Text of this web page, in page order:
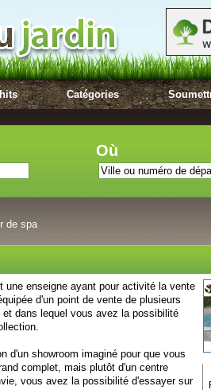
Catégories
Où
de spa
une enseigne ayant pour activité la vente
d'un point de vente de plusieurs
dans lequel vous avez la possibilité
d'un showroom imaginé pour que vous
complet, mais plutôt d'un centre
vous avez la possibilité d'essayer sur